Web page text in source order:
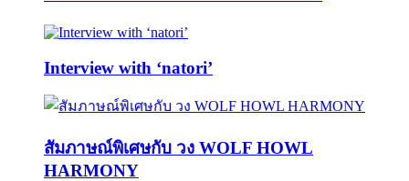
Interview with ‘natori’
สัมภาษณ์พิเศษกับ วง WOLF HOWL
HARMONY